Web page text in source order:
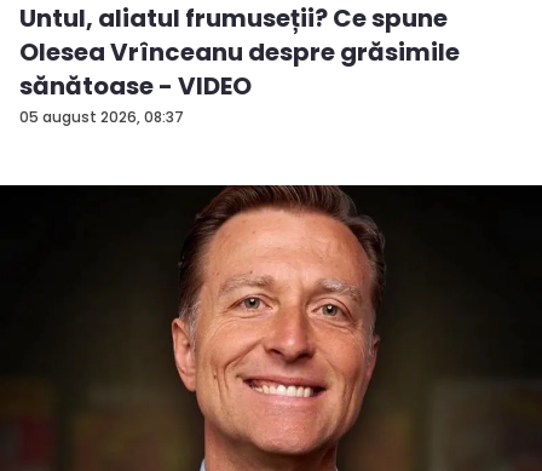
05 august 2026, 08:37
Untul, aliatul frumuseții? Ce spune
Olesea Vrînceanu despre grăsimile
sănătoase - VIDEO